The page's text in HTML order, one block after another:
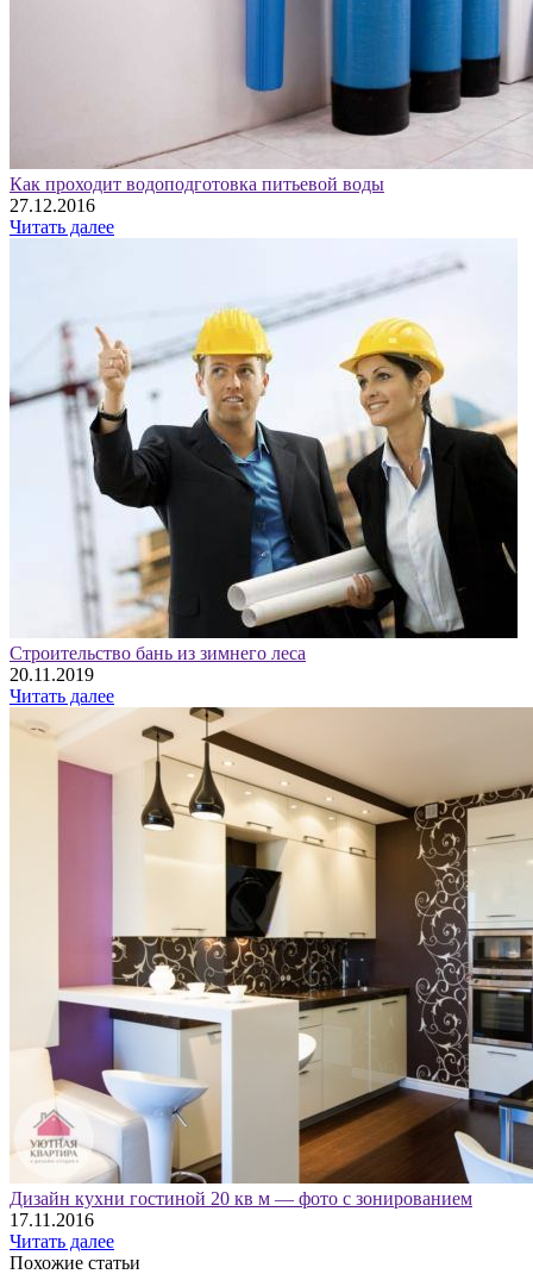
Как проходит водоподготовка питьевой воды
27.12.2016
Читать далее
Строительство бань из зимнего леса
20.11.2019
Читать далее
Дизайн кухни гостиной 20 кв м — фото с зонированием
17.11.2016
Читать далее
Похожие статьи